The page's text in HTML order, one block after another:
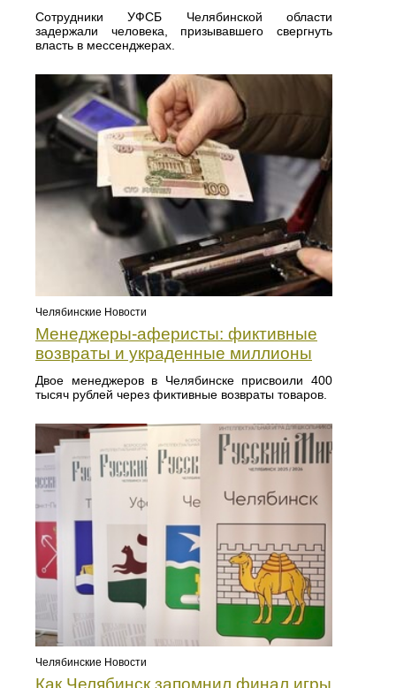
Сотрудники УФСБ Челябинской области
задержали человека, призывавшего свергнуть
власть в мессенджерах.
Челябинские Новости
Менеджеры-аферисты: фиктивные
возвраты и украденные миллионы
Двое менеджеров в Челябинске присвоили 400
тысяч рублей через фиктивные возвраты товаров.
Челябинские Новости
Как Челябинск запомнил финал игры